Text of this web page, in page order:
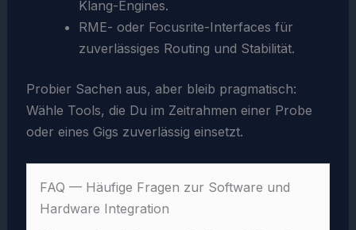
Klang-Engines.
RME- oder Focusrite-Interfaces für
zuverlässiges Routing und Stabilität.
Probier Sachen aus, aber bleib pragmatisch:
Wähle Tools, die Du im Zeitrahmen einer Probe
oder eines Gigs zuverlässig einsetzt.
FAQ — Häufige Fragen zur Software und
Hardware Integration